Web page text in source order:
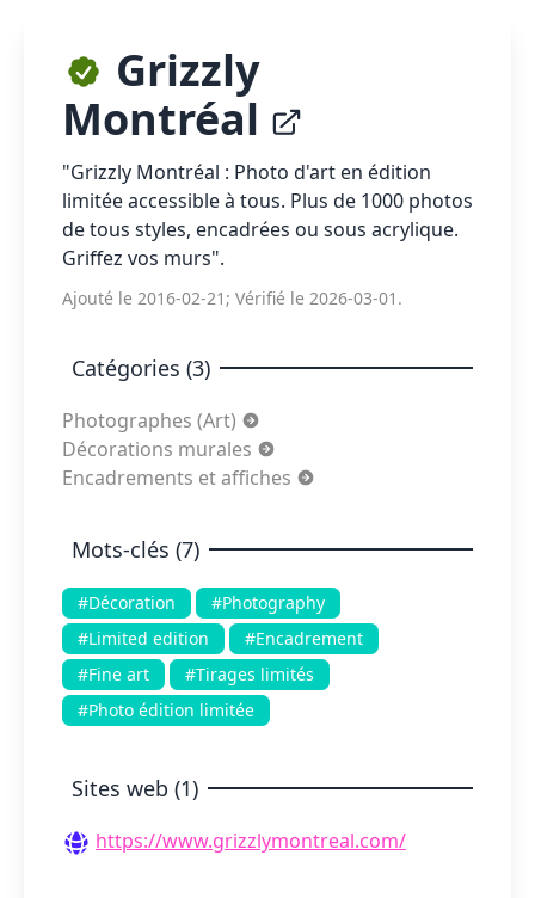
Grizzly
Montréal
"Grizzly Montréal : Photo d'art en édition
limitée accessible à tous. Plus de 1000 photos
de tous styles, encadrées ou sous acrylique.
Griffez vos murs".
Ajouté le 2016-02-21; Vérifié le 2026-03-01.
Catégories (3)
Photographes (Art)
Décorations murales
Encadrements et affiches
Mots-clés (7)
#Décoration
#Photography
#Limited edition
#Encadrement
#Fine art
#Tirages limités
#Photo édition limitée
Sites web (1)
https://www.grizzlymontreal.com/